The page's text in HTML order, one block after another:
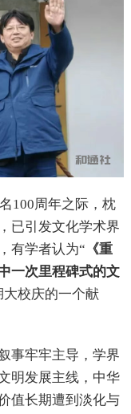
100周年之际，枕
已引发文化学术界
有学者认为“ 《重
一次里程碑式的文
校庆的一个献
事牢牢主导，学界
明发展主线，中华
值长期遭到淡化与